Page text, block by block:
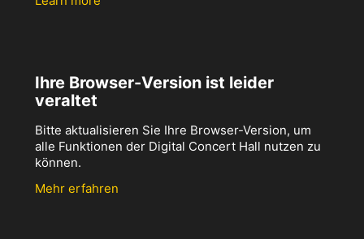
Ihre Browser-Version ist leider
veraltet
Bitte aktualisieren Sie Ihre Browser-Version, um
alle Funktionen der Digital Concert Hall nutzen zu
können.
Mehr erfahren